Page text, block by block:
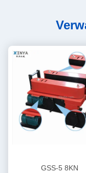
GSS-5 8KN